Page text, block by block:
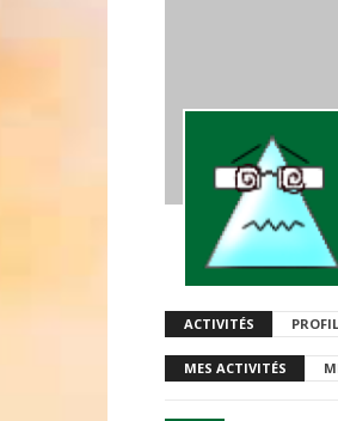
ACTIVITÉS PROFIL
MES ACTIVITÉS